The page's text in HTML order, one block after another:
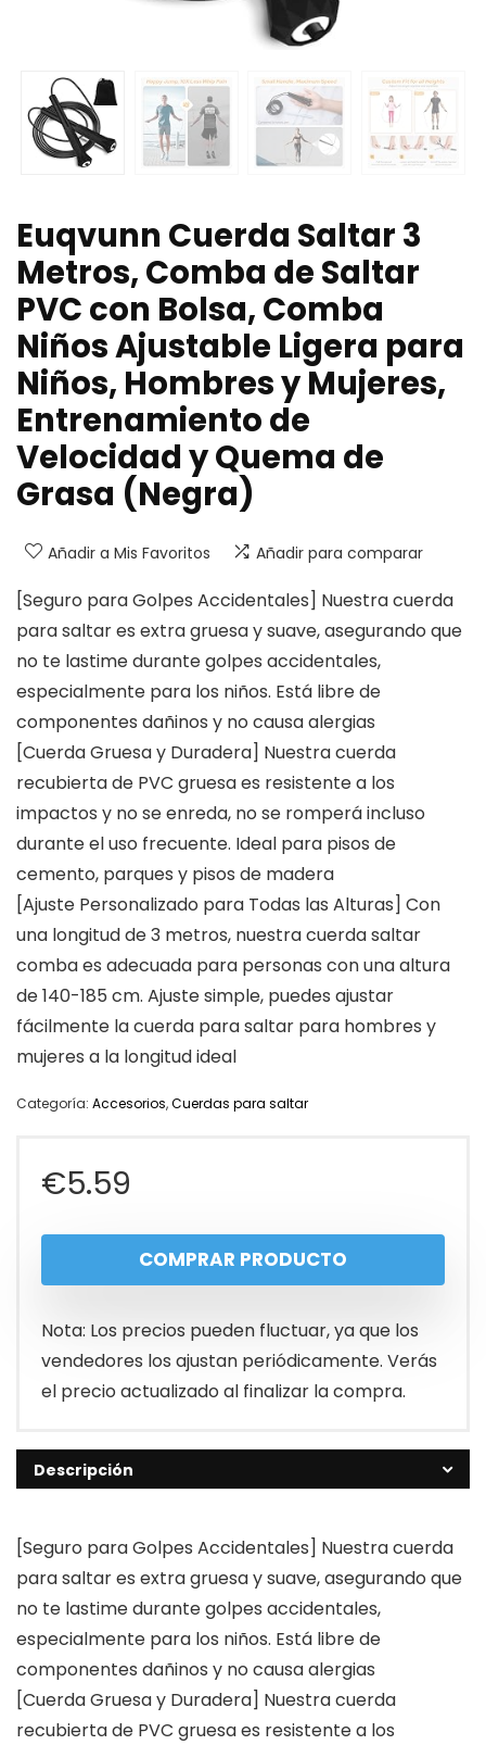
Euqvunn Cuerda Saltar 3
Metros, Comba de Saltar
PVC con Bolsa, Comba
Niños Ajustable Ligera para
Niños, Hombres y Mujeres,
Entrenamiento de
Velocidad y Quema de
Grasa (Negra)
Añadir a Mis Favoritos Añadir para comparar
[Seguro para Golpes Accidentales] Nuestra cuerda
para saltar es extra gruesa y suave, asegurando que
no te lastime durante golpes accidentales,
especialmente para los niños. Está libre de
componentes dañinos y no causa alergias
[Cuerda Gruesa y Duradera] Nuestra cuerda
recubierta de PVC gruesa es resistente a los
impactos y no se enreda, no se romperá incluso
durante el uso frecuente. Ideal para pisos de
cemento, parques y pisos de madera
[Ajuste Personalizado para Todas las Alturas] Con
una longitud de 3 metros, nuestra cuerda saltar
comba es adecuada para personas con una altura
de 140-185 cm. Ajuste simple, puedes ajustar
fácilmente la cuerda para saltar para hombres y
mujeres a la longitud ideal
Categoría: Accesorios,Cuerdas para saltar
€5.59
COMPRAR PRODUCTO
Nota: Los precios pueden fluctuar, ya que los
vendedores los ajustan periódicamente. Verás
el precio actualizado al finalizar la compra.
Descripción
[Seguro para Golpes Accidentales] Nuestra cuerda
para saltar es extra gruesa y suave, asegurando que
no te lastime durante golpes accidentales,
especialmente para los niños. Está libre de
componentes dañinos y no causa alergias
[Cuerda Gruesa y Duradera] Nuestra cuerda
recubierta de PVC gruesa es resistente a los